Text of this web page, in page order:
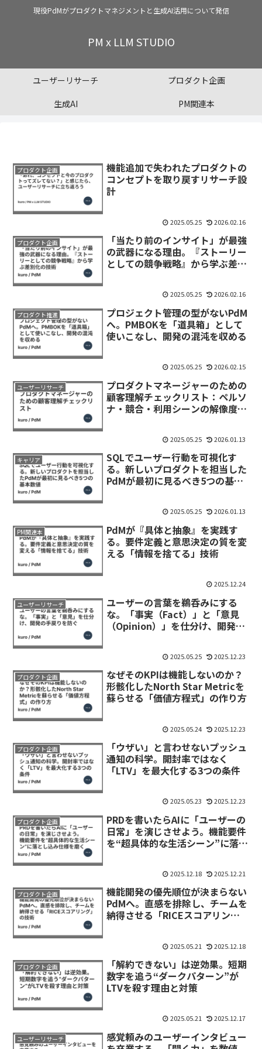
現役PdMがプロダクトマネジメントと生成AI活用について発信
PM x LLM STUDIO
ユーザーリサーチ
プロダクト企画
生成AI
PM関連本
プロダクト企画
機能追加で失われたプロダクトの
コンセプトを取り戻すリサーチ設
計
2025.05.25 2026.02.16
プロダクト企画
「当たり前のインサイト」が最強
の武器になる理由。『ストーリー
としての競争戦略』から学ぶ差別
2025.05.25 2026.02.16
プロダクト推進
プロジェクト管理の型がないPdM
へ。PMBOKを「道具箱」として
使いこなし、開発の混沌を収める
2025.05.25 2026.02.15
ユーザーリサーチ
プロダクトマネージャーのための
顧客理解チェックリスト：ペルソ
ナ・競合・利用シーンの解像度を
2025.05.25 2026.01.13
キャリア
SQLでユーザー行動を可視化す
る。新しいプロダクトを担当した
PdMが最初に見るべき5つの基本
2025.05.25 2026.01.13
PM関連本
PdMが『具体と抽象』を実践す
る。要件定義と意思決定の質を変
える「情報を捨てる」技術
2025.12.24
ユーザーリサーチ
ユーザーの言葉を鵜呑みにする
な。「事実（Fact）」と「意見
（Opinion）」を仕分け、開発の
2025.05.25 2025.12.23
プロダクト企画
なぜそのKPIは機能しないのか？
形骸化したNorth Star Metricを
蘇らせる「価値方程式」の作り方
2025.05.24 2025.12.23
プロダクト企画
「ウザい」と言わせないプッシュ
通知の科学。開封率ではなく
「LTV」を最大化する3つの条件
2025.05.23 2025.12.23
プロダクト企画
PRDを書いたらAIに「ユーザーの
日常」を演じさせよう。機能要件
を“超具体的な生活シーン”に落と
2025.12.18 2025.12.21
プロダクト企画
機能開発の優先順位が決まらない
PdMへ。直感を排除し、チームを
納得させる「RICEスコアリン
2025.05.21 2025.12.18
プロダクト企画
「解約できない」は逆効果。短期
数字を追う“ダークパターン”が
LTVを殺す理由と対策
2025.05.21 2025.12.17
ユーザーリサーチ
感覚頼みのユーザーインタビュー